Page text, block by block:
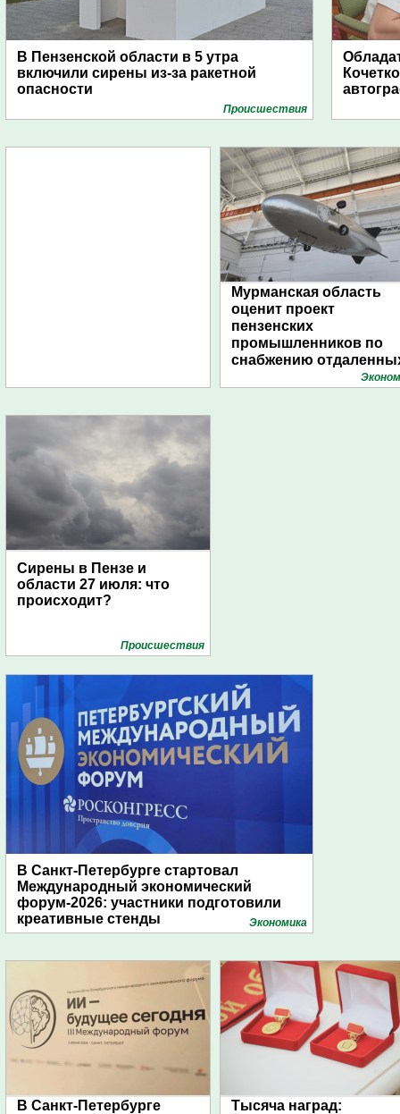
В Пензенской области в 5 утра
включили сирены из-за ракетной
опасности
Проиcшествия
Мурманская область
оценит проект
пензенских
промышленников по
снабжению
поселений с помощью
Сирены в Пензе и
области 27 июля: что
происходит?
Проиcшествия
В Санкт-Петербурге стартовал
Международный экономический
форум-2026: участники подготовили
креативные стенды
Экономика
В Санкт-Петербурге
Тысяча наград: